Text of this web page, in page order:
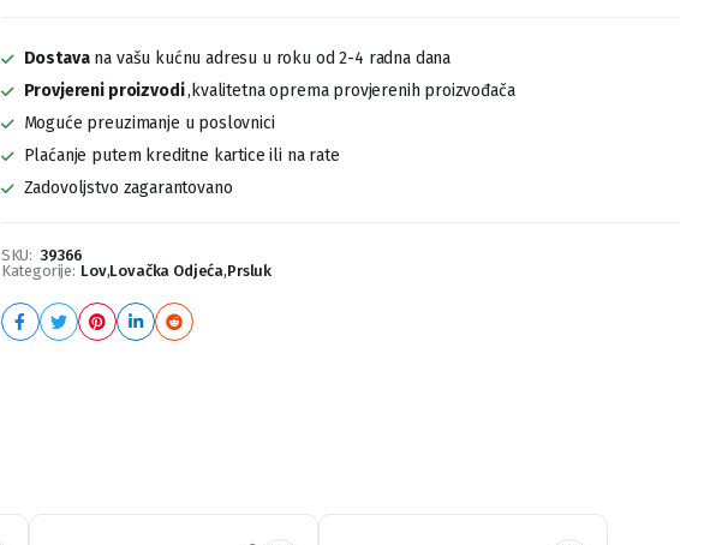
Dostavana vašu kućnu adresu u roku od 2-4 radna dana
Provjereni proizvodi,kvalitetna oprema provjerenih proizvođača
Moguće preuzimanje u poslovnici
Plaćanje putem kreditne kartice ili na rate
Zadovoljstvo zagarantovano
SKU: 39366
Kategorije: Lov,Lovačka Odjeća,Prsluk